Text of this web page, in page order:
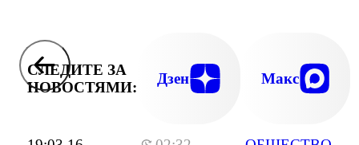
СЛЕДИТЕ ЗА
НОВОСТЯМИ:
Дзен Макс